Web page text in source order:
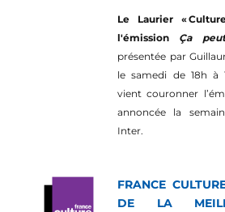
Le Laurier «
l'émission Ça
présentée par
le samedi de 18h à
vient couronner
annoncée la
Inter.
FRANCE
DE LA